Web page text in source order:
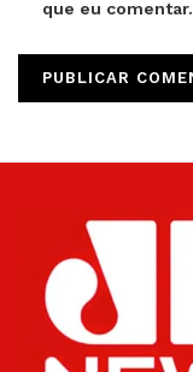
que eu comentar.